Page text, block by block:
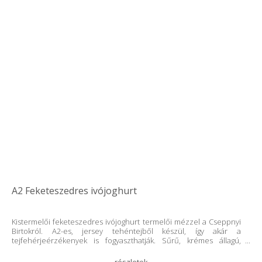
A2 Feketeszedres ivójoghurt
Kistermelői feketeszedres ivójoghurt termelői mézzel a Cseppnyi
Birtokról. A2-es, jersey tehéntejből készül, így akár a
tejfehérjeérzékenyek is fogyaszthatják. Sűrű, krémes állagú,
rabul ejtett. Rendkívül magas, 22 % valódi